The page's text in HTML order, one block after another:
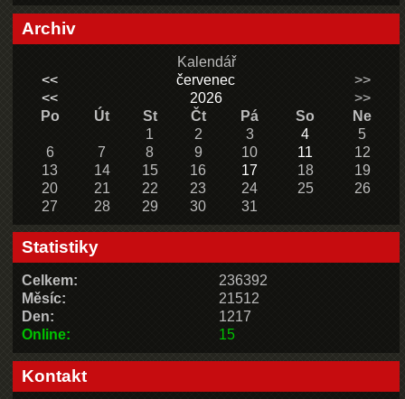
Archiv
Kalendář
<<
červenec
>>
<<
2026
>>
Po
Út St Čt Pá So
Ne
1
2 3 4
5
6
7 8 9 10 11
12
13
14 15 16 17 18
19
20
21 22 23 24 25
26
27
28 29 30 31
Statistiky
Online: 15
Celkem:
236392
Měsíc:
21512
Den:
1217
Kontakt